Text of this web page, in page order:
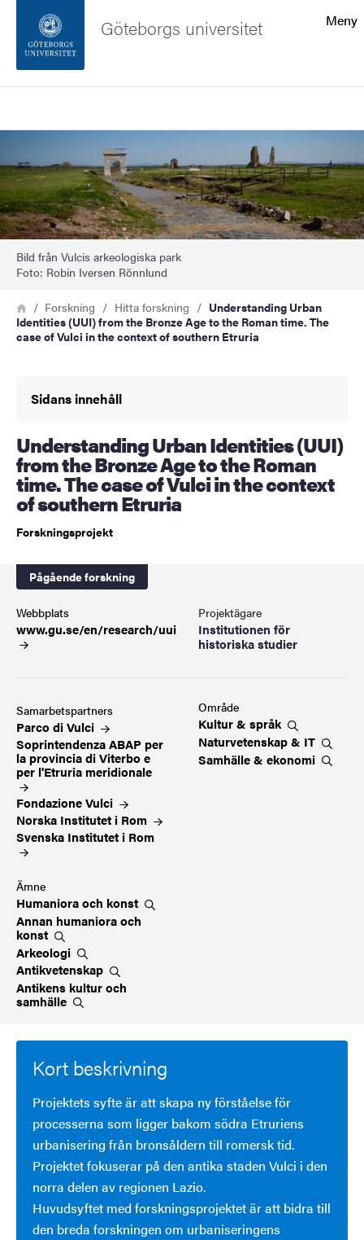
Sidfoten
Om webbplatsen
Meny
Göteborgs universitet
Bild
Bild från Vulcis arkeologiska park
Foto: Robin Iversen Rönnlund
Länkstig
HemForskning Hitta forskning
Understanding Urban
Identities (UUI) from the Bronze Age to the Roman time. The
case of Vulci in the context of southern Etruria
Sidans innehåll
Understanding Urban Identities (UUI)
from the Bronze Age to the Roman
time. The case of Vulci in the context
of southern Etruria
Forskningsprojekt
Pågående forskning
Webbplats
www.gu.se/en/research/uui
Projektägare
Institutionen för
historiska studier
Samarbetspartners
Parco diVulci
Soprintendenza ABAP per
la provincia di Viterbo e
per l'Etruria meridionale
FondazioneVulci
Norska Institutet i Rom
Svenska Institutet i Rom
Område
Kultur & språk
Naturvetenskap & IT
Samhälle & ekonomi
Ämne
Humaniora och konst
Annan humaniora och
konst
Arkeologi
Antikvetenskap
Antikens kultur och
samhälle
Kort beskrivning
Projektets syfte är att skapa ny förståelse för
processerna som ligger bakom södra Etruriens
urbanisering från bronsåldern till romersk tid.
Projektet fokuserar på den antika staden Vulci i den
norra delen av regionen Lazio.
Huvudsyftet med forskningsprojektet är att bidra till
den breda forskningen om urbaniseringens